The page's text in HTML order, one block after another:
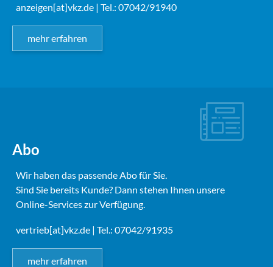
anzeigen[at]vkz.de | Tel.: 07042/91940
mehr erfahren
Abo
Wir haben das passende Abo für Sie.
Sind Sie bereits Kunde? Dann stehen Ihnen unsere
Online-Services zur Verfügung.
vertrieb[at]vkz.de | Tel.: 07042/91935
mehr erfahren